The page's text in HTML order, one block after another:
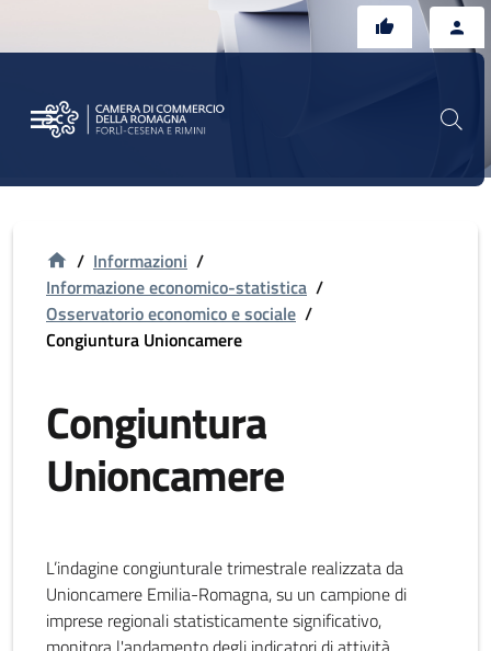
/ Informazioni /
Informazione economico-statistica /
Osservatorio economico e sociale /
Congiuntura Unioncamere
Congiuntura
Unioncamere
L’indagine congiunturale trimestrale realizzata da
Unioncamere Emilia-Romagna, su un campione di
imprese regionali statisticamente significativo,